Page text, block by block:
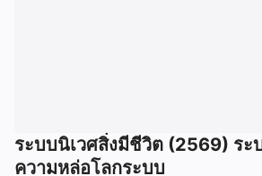
ระบบนิเวศสิ่งมีชีวิต (2569) ระ
ความหล่อโลกระบบ